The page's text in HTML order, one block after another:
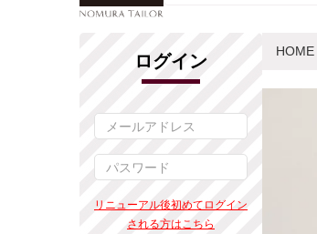
ログイン
リニューアル後初めてログイン
される方はこちら
HOME